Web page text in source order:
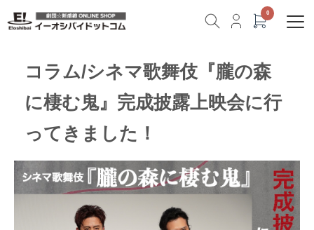
コラム/シネマ歌舞伎『朧の森
に棲む鬼』完成披露上映会に行
ってきました！